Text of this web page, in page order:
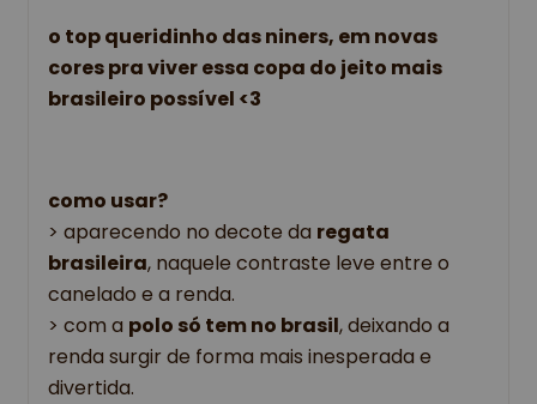
o top queridinho das niners, em novas
cores pra viver essa copa do jeito mais
brasileiro possível <3
como usar?
> aparecendo no decote da regata
brasileira, naquele contraste leve entre o
canelado e a renda.
> com a polo só tem no brasil, deixando a
renda surgir de forma mais inesperada e
divertida.